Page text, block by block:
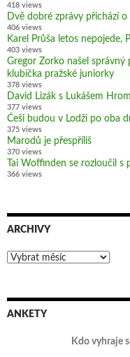
418 views
Dvě dobré zprávy přichází
406 views
Karel Průša letos nepojede,
403 views
Gregor Zorko našel
klubíčka pražské juniorky
378 views
David Lizák s Lukášem
377 views
Češi budou v Lodži po oba
375 views
Marodů je přespříliš
370 views
Tai Woffinden se rozloučil s
366 views
ARCHIVY
Archivy
ANKETY
Kdo vyhraje